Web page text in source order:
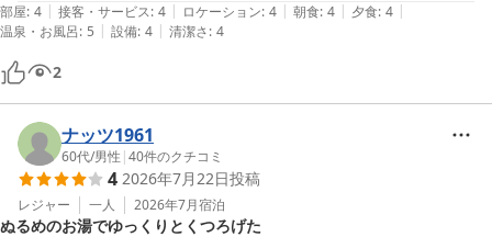
部屋: 4 | 接客・サービス: 4 | ロケーション: 4 | 朝食: 4 | 夕食: 4 |
温泉・お風呂: 5 | 設備: 4 | 清潔さ: 4
2
ナッツ1961
60代/男性 |40件のクチコミ
4 2026年7月22日投稿
レジャー 一人 2026年7月宿泊
ぬるめのお湯でゆっくりとくつろげた